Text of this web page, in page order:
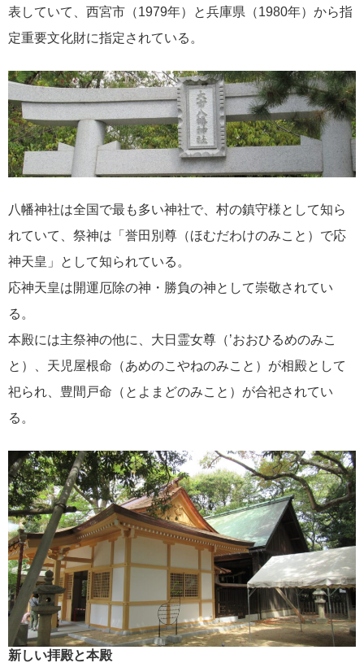
表していて、西宮市（1979年）と兵庫県（1980年）から指
定重要文化財に指定されている。
八幡神社は全国で最も多い神社で、村の鎮守様として知ら
れていて、祭神は「誉田別尊（ほむだわけのみこと）で応
神天皇」として知られている。
応神天皇は開運厄除の神・勝負の神として崇敬されてい
る。
本殿には主祭神の他に、大日霊女尊（’おおひるめのみこ
と）、天児屋根命（あめのこやねのみこと）が相殿として
祀られ、豊間戸命（とよまどのみこと）が合祀されてい
る。
新しい拝殿と本殿